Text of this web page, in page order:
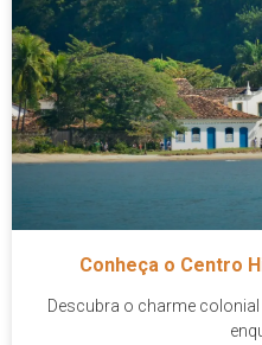
Conheça o Centro
Descubra o charme